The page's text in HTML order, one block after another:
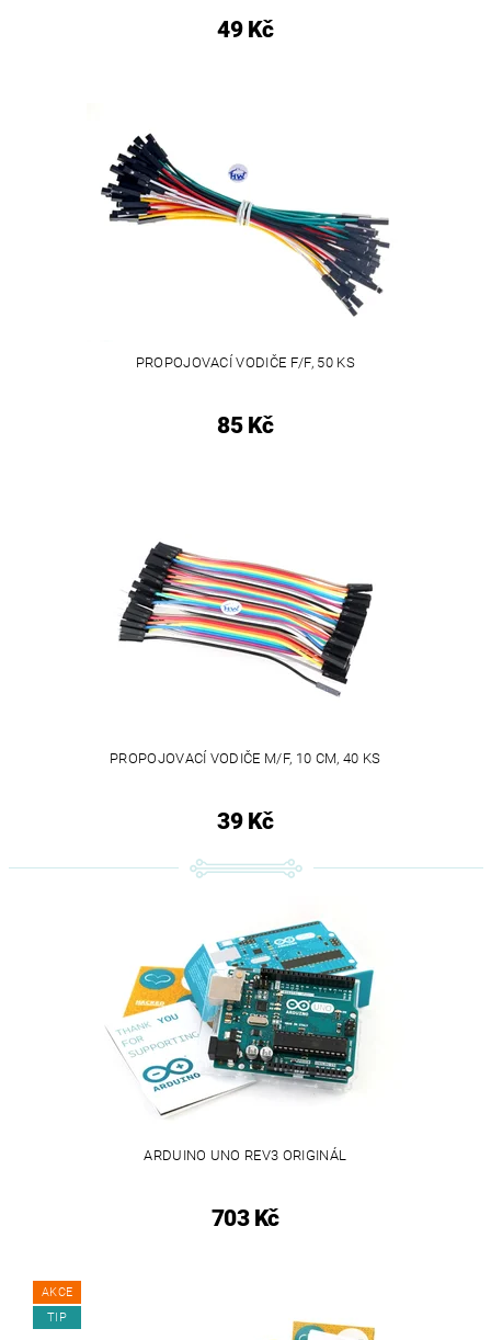
49 Kč
PROPOJOVACÍ VODIČE F/F, 50 KS
85 Kč
PROPOJOVACÍ VODIČE M/F, 10 CM, 40 KS
39 Kč
ARDUINO UNO REV3 ORIGINÁL
703 Kč
AKCE
TIP